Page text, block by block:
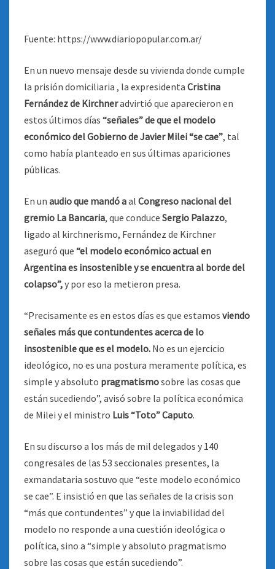
Fuente: https://www.diariopopular.com.ar/
En un nuevo mensaje desde su vivienda donde cumple
la prisión domiciliaria , la expresidenta Cristina
Fernández de Kirchneradvirtió que aparecieron en
estos últimos días “señales” de que el modelo
económico del Gobierno de Javier Milei “se cae”, tal
como había planteado en sus últimas apariciones
públicas.
En un audio que mandó aal Congreso nacional del
gremio La Bancaria, que conduce Sergio Palazzo,
ligado al kirchnerismo, Fernández de Kirchner
aseguró que “el modelo económico actual en
Argentina es insostenible y se encuentra al borde del
colapso”,y por eso la metieron presa.
“Precisamente es en estos días es que estamos viendo
señales más que contundentes acerca de lo
insostenible que es el modelo. No es un ejercicio
ideológico, no es una postura meramente política, es
simple y absoluto pragmatismosobre las cosas que
están sucediendo”, avisó sobre la política económica
de Milei y el ministro Luis “Toto” Caputo.
En su discurso a los más de mil delegados y 140
congresales de las 53 seccionales presentes, la
exmandataria sostuvo que “este modelo económico
se cae”. E insistió en que las señales de la crisis son
“más que contundentes” y que la inviabilidad del
modelo no responde a una cuestión ideológica o
política, sino a “simple y absoluto pragmatismo
sobre las cosas que están sucediendo”.